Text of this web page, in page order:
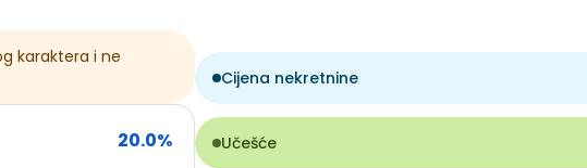
dom za miran porodični život!
karaktera i ne
20.0%
Cijena nekretnine
Učešće